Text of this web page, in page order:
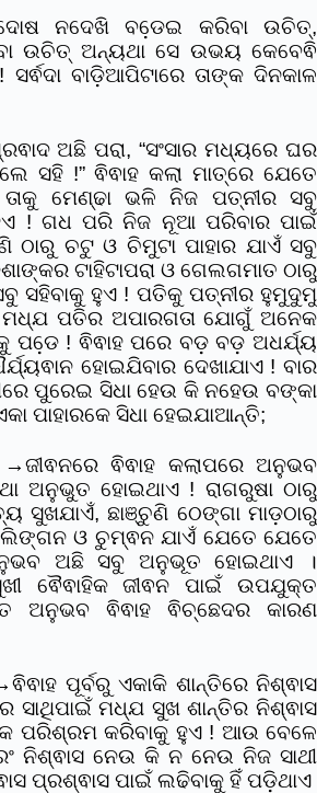
ନଦେଖି ବଡେ଼ଇ କରିବା ଉଚିତ୍,
ଉଚିତ୍ ଅନ୍ୟଥା ସେ ଉଭୟ କେବେଵି
ବାଡି଼ଆପିଟାରେ ତାଙ୍କ ଦିନକାଳ
ଅଛି ପରା, “ସଂସାର ମଧ୍ୟରେ ଘର
ସହି !” ଵିଵାହ କଲା ମାତ୍ରେ ଯେତେ
ମେଣ୍ଢା ଭଳି ନିଜ ପତ୍ନୀର ସବୁ
ହୁଏ ! ଗଧ ପରି ନିଜ ନୂଆ ପରିବାର ପାଇଁ
ଠାରୁ ଚଟୁ ଓ ଚିମୁଟା ପାହାର ଯାଏଁ ସବୁ
ଟାହିଟାପରା ଓ ଗେଲଗମାତ ଠାରୁ
ସହିବାକୁ ହୁଏ ! ପତିକୁ ପତ୍ନୀର ହୁମୁଦୁମୁ
ମଧ୍ଯ ପତିର ଅପାରଗତା ଯୋଗୁଁ ଅନେକ
ପଡେ଼ ! ଵିଵାହ ପରେ ବଡ଼ ବଡ଼ ଅଧର୍ଯ୍ୟ
ହୋଇଯିବାର ଦେଖାଯାଏ ! ବାର
ପୁରେଇ ସିଧା ହେଉ କି ନହେଉ ବଙ୍କା
ପାହାରକେ ସିଧା ହେଇଯାଆନ୍ତି;
ଵିଵାହ କଲାପରେ ଅନୁଭବ
ଅନୁଭୁତ ହୋଇଥାଏ ! ରାଗରୁଷା ଠାରୁ
ସୁଖଯାଏଁ, ଛାଞ୍ଚୁଣି ଠେଙ୍ଗା ମାଡ଼ଠାରୁ
ଓ ଚୁମ୍ଵନ ଯାଏଁ ଯେତେ ଯେତେ
ଅଛି ସବୁ ଅନୁଭୂତ ହୋଇଥାଏ ।
ଵୈଵାହିକ ଜୀଵନ ପାଇଁ ଉପଯୁକ୍ତ
ଅନୁଭବ ଵିଵାହ ଵିଚ୍ଛେଦର କାରଣ
ପୂର୍ବରୁ ଏକାକି ଶାନ୍ତିରେ ନିଶ୍ଵାସ
ସାଥିପାଇଁ ମଧ୍ଯ ସୁଖ ଶାନ୍ତିର ନିଶ୍ଵାସ
ପରିଶ୍ରମ କରିବାକୁ ହୁଏ ! ଆଉ ବେଳେ
ନିଶ୍ଵାସ ନେଉ କି ନ ନେଉ ନିଜ ସାଥୀ
ପ୍ରଶ୍ଵାସ ପାଇଁ ଲଢିବାକୁ ହିଁ ପଡି଼ଥାଏ